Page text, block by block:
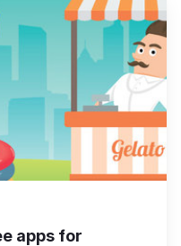
apps for